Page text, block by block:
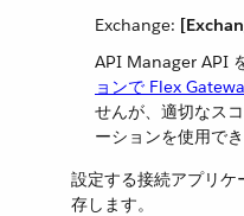
Exchange:
API Manager API
ョンで Flex
せんが、適切なス
ーションを使用でき
設定する接続アプリケ
存します。